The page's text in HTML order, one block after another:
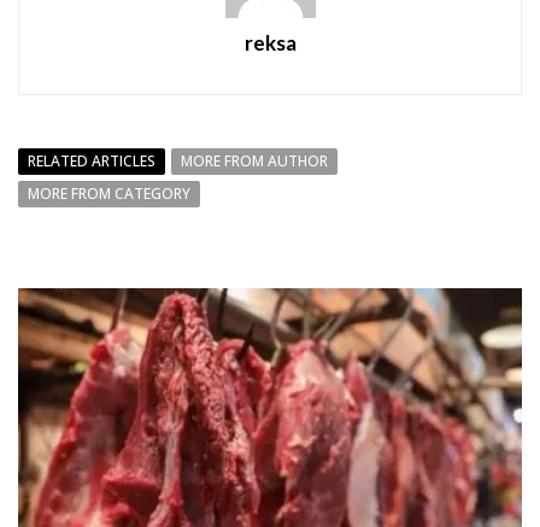
reksa
RELATED ARTICLES
MORE FROM AUTHOR
MORE FROM CATEGORY